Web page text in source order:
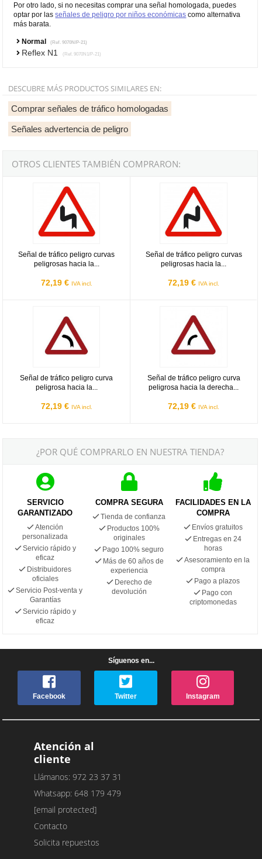
Por otro lado, si no necesitas comprar una señal homologada, puedes
optar por lasseñales de peligro por niños económicas como alternativa
más barata.
Normal (Ref. 9070N/P-21)
Reflex N1 (Ref. 9070N1/P-21)
DESCUBRE MÁS PRODUCTOS SIMILARES EN:
Comprar señales de tráfico homologadas
Señales advertencia de peligro
OTROS CLIENTES TAMBIÉN COMPRARON:
Señal de tráfico peligro curvas
peligrosas hacia la...
72,19 € IVA incl.
Señal de tráfico peligro curvas
peligrosas hacia la...
72,19 € IVA incl.
Señal de tráfico peligro curva
peligrosa hacia la...
72,19 € IVA incl.
Señal de tráfico peligro curva
peligrosa hacia la derecha...
72,19 € IVA incl.
¿POR QUÉ COMPRARLO EN NUESTRA TIENDA?
SERVICIO
GARANTIZADO
Atención
personalizada
Servicio rápido y
eficaz
Distribuidores
oficiales
Servicio Post-venta y
Garantías
Servicio rápido y
eficaz
COMPRA SEGURA
Tienda de confianza
Productos 100%
originales
Pago 100% seguro
Más de 60 años de
experiencia
Derecho de
devolución
FACILIDADES EN LA
COMPRA
Envíos gratuitos
Entregas en 24
horas
Asesoramiento en la
compra
Pago a plazos
Pago con
criptomonedas
Síguenos en...
Facebook Twitter Instagram
Atención al
cliente
Llámanos: 972 23 37 31
Whatsapp: 648 179 479
[email protected]
Contacto
Solicita repuestos